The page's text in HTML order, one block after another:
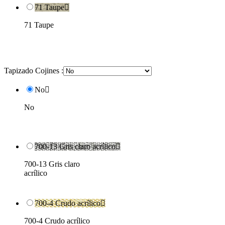
71 Taupe
71 Taupe
Tapizado Cojines :
No
No
700-13 Gris claro acrílico
700-13 Gris claro
acrílico
700-4 Crudo acrílico
700-4 Crudo acrílico